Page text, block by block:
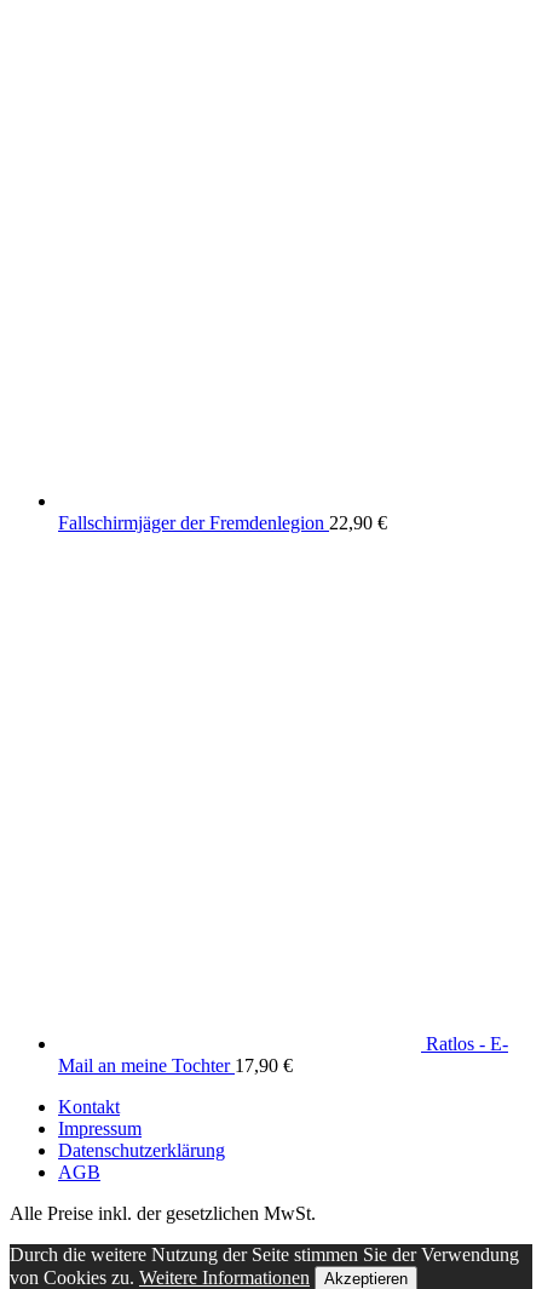
Fallschirmjäger der Fremdenlegion 22,90 €
Ratlos - E-
Mail an meine Tochter 17,90 €
Kontakt
Impressum
Datenschutzerklärung
AGB
Alle Preise inkl. der gesetzlichen MwSt.
Durch die weitere Nutzung der Seite stimmen Sie der Verwendung
von Cookies zu. Weitere Informationen Akzeptieren